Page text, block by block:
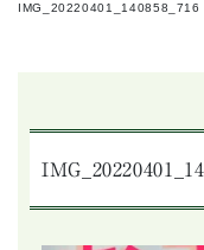
IMG_20220401_140858_716